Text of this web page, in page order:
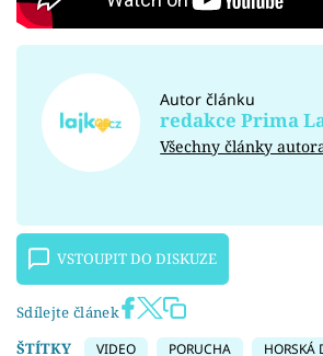
Autor článku
redakce Prima
Všechny články
VSTOUPIT DO DISKUZE
Sdílejte článek
ŠTÍTKY
VIDEO PORUCHA HORSKÁ